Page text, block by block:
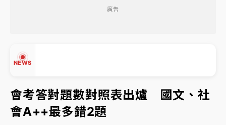
廣告
NEWS
韓股最壞時期已過？大摩估去槓桿完成逾半 波動率降
至2個月低
「白海豚」雨炸新北！通報109件災情 侯友宜揭這類災
損最多
白海豚挾豪雨狂炸新北！時雨量破百毫米 水塔、雨棚
會考答對題數對照表出爐 國文、社
會A++最多錯2題